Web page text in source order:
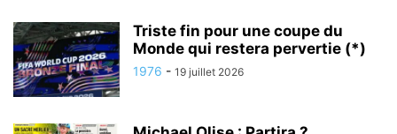
Triste fin pour une coupe du
Monde qui restera pervertie (*)
1976 - 19 juillet 2026